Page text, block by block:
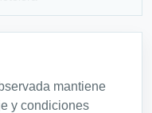
mantiene
y condiciones